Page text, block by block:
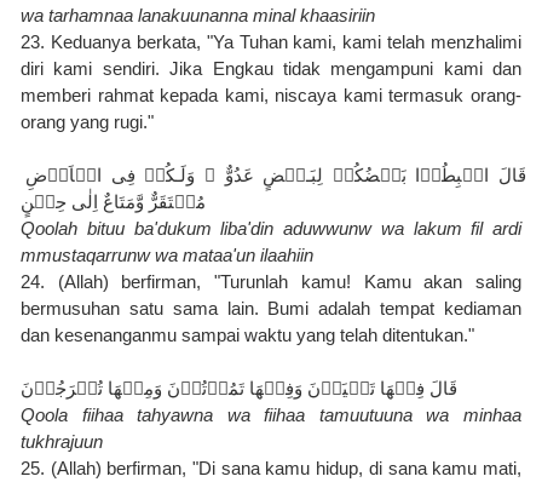
wa tarhamnaa lanakuunanna minal khaasiriin
23. Keduanya berkata, "Ya Tuhan kami, kami telah menzhalimi
diri kami sendiri. Jika Engkau tidak mengampuni kami dan
memberi rahmat kepada kami, niscaya kami termasuk orang-
orang yang rugi."
مُسۡتَقَرٌّ وَّمَتَاعٌ اِلٰى حِيۡنٍ‏
Qoolah bituu ba'dukum liba'din aduwwunw wa lakum fil ardi
mmustaqarrunw wa mataa'un ilaahiin
24. (Allah) berfirman, "Turunlah kamu! Kamu akan saling
bermusuhan satu sama lain. Bumi adalah tempat kediaman
dan kesenanganmu sampai waktu yang telah ditentukan."
قَالَ فِيۡهَا تَحۡيَوۡنَ وَفِيۡهَا تَمُوۡتُوۡنَ وَمِنۡهَا تُخۡرَجُوۡنَ
Qoola fiihaa tahyawna wa fiihaa tamuutuuna wa minhaa
tukhrajuun
25. (Allah) berfirman, "Di sana kamu hidup, di sana kamu mati,